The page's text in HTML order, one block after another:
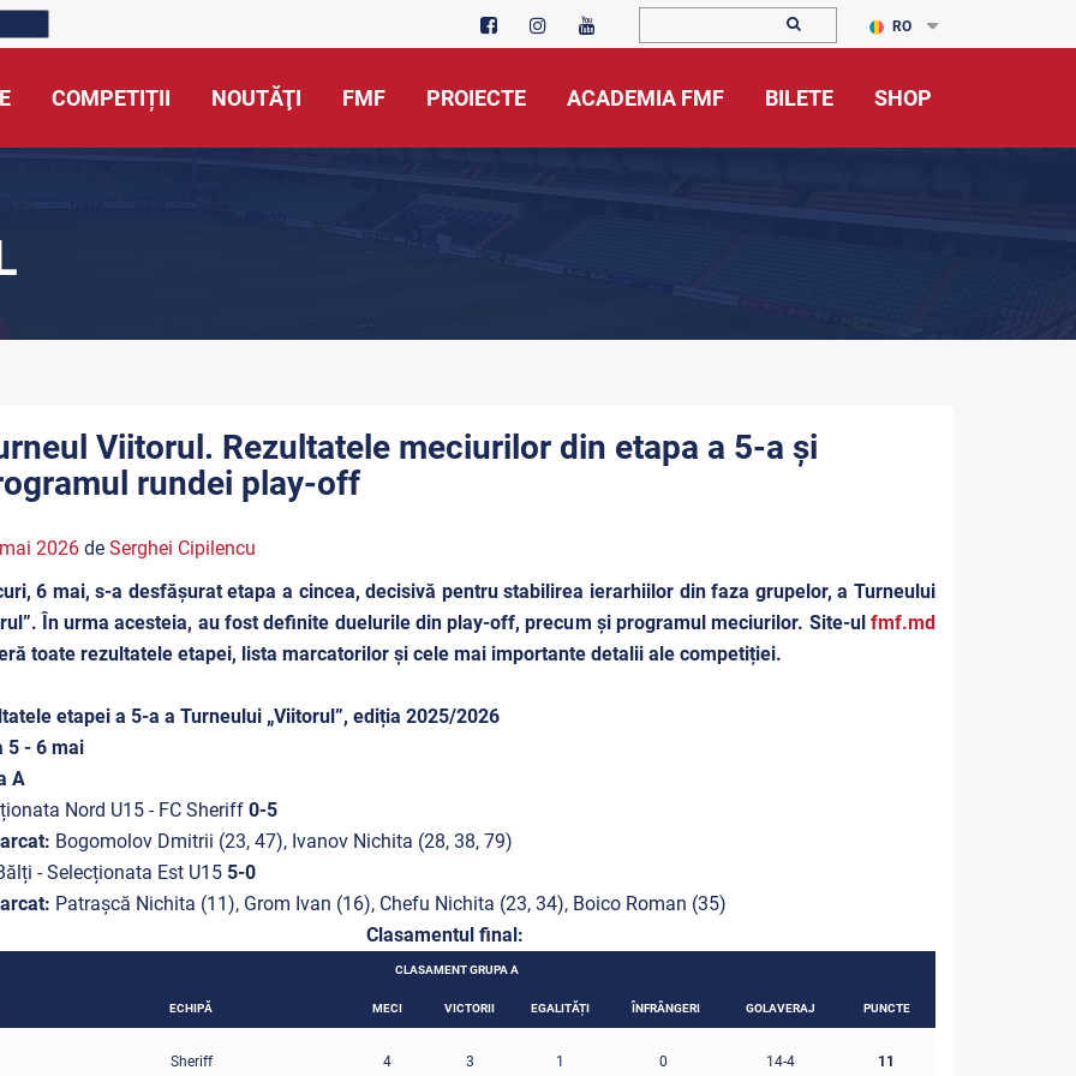
RO
COMPETIȚII NOUTĂŢI FMF PROIECTE ACADEMIA FMF BILETE SHOP
Viitorul. Rezultatele meciurilor din etapa a 5-a și
rundei play-off
2026de Serghei Cipilencu
6 mai, s-a desfășurat etapa a cincea, decisivă pentru stabilirea ierarhiilor din faza grupelor, a Turneului
În urma acesteia, au fost definite duelurile din play-off, precum și programul meciurilor. Site-ul fmf.md
toate rezultatele etapei, lista marcatorilor și cele mai importante detalii ale competiției.
etapei a 5-a a Turneului „Viitorul”, ediția 2025/2026
5 - 6 mai
A
Nord U15 - FC Sheriff 0-5
Bogomolov Dmitrii (23, 47), Ivanov Nichita (28, 38, 79)
- Selecționata Est U15 5-0
Patrașcă Nichita (11), Grom Ivan (16), Chefu Nichita (23, 34), Boico Roman (35)
Clasamentul final:
CLASAMENT GRUPA A
ECHIPĂ MECI VICTORII EGALITĂȚI ÎNFRÂNGERI GOLAVERAJ PUNCTE
Sheriff 4 3 1 0 14-4 11